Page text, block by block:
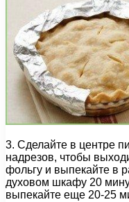
3. Сделайте в центре
надрезов, чтобы
фольгу и выпекайте в
духовом шкафу 20
выпекайте еще 20-25